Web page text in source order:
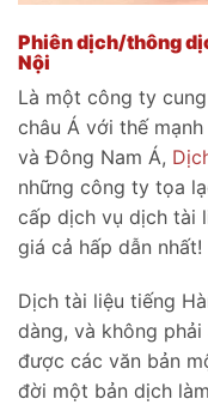
Phiên dịch/thông
Nội
Là một công ty
châu Á với thế
và Đông Nam Á,
những công ty tọa
cấp dịch vụ dịch tài
giá cả hấp dẫn nhất!
Dịch tài liệu tiếng
dàng, và không
được các văn bản
đời một bản dịch